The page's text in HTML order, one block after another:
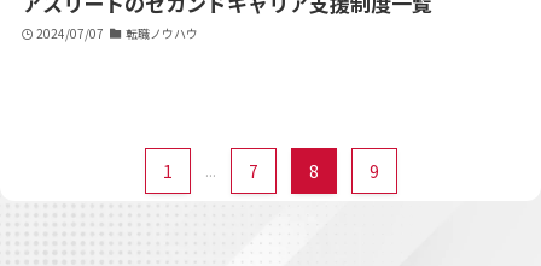
2024/07/07 転職ノウハウ
1 ... 7 8 9